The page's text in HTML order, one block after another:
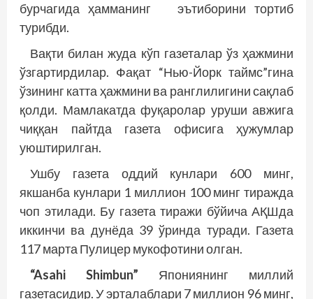
бурчагида ҳамманинг эътиборини тортиб
турибди.
Вақти билан жуда кўп газеталар ўз ҳажмини
ўзгартирдилар. Фақат “Нью-Йорк таймс”гина
ўзининг катта ҳажмини ва ранглилигини сақлаб
қолди. Мамлакатда фуқаролар уруши авжига
чиққан пайтда газета офисига ҳужумлар
уюштирилган.
Ушбу газета оддий кунлари 600 минг,
якшанба кунлари 1 миллион 100 минг тиражда
чоп этилади. Бу газета тиражи бўйича АҚШда
иккинчи ва дунёда 39 ўринда туради. Газета
117 марта Пулицер мукофотини олган.
“Asahi Shimbun” Япониянинг миллий
газетасидир. У эрталаблари 7 миллион 96 минг,